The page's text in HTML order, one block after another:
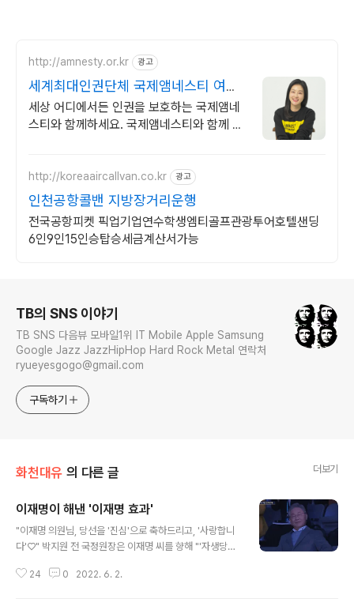
http://amnesty.or.kr 광고
세계최대인권단체 국제앰네스티 여성
폭력 반대 캠페인
세상 어디에서든 인권을 보호하는 국제앰네
스티와 함께하세요. 국제앰네스티와 함께 여
http://koreaaircallvan.co.kr 광고
인천공항콜밴 지방장거리운행
전국공항피켓 픽업기업연수학생엠티골프관광투어호텔샌딩
6인9인15인승탑승세금계산서가능
TB의 SNS 이야기
TB SNS 다음뷰 모바일1위 IT Mobile Apple Samsung
Google Jazz JazzHipHop Hard Rock Metal 연락처
ryueyesgogo@gmail.com
구독하기
화천대유 의 다른 글 더보기
이재명이 해낸 '이재명 효과'
"이재명 의원님, 당선을 '진심'으로 축하드리고, '사랑합니
다'♡" 박지원 전 국정원장은 이재명 씨를 향해 "'자생당
"아니라고" 정신으로 승리를 하는 '혼성듀오'가 있긴 한데,
24 0 2022. 6. 2.